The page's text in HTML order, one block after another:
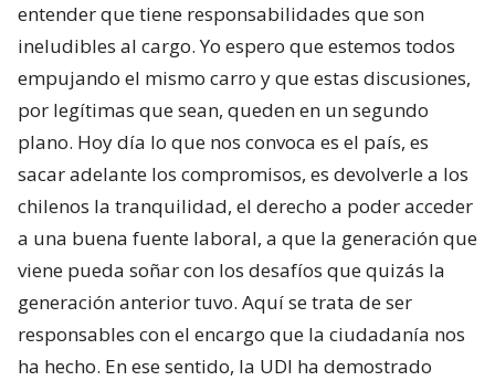
entender que tiene responsabilidades que son
ineludibles al cargo. Yo espero que estemos todos
empujando el mismo carro y que estas discusiones,
por legítimas que sean, queden en un segundo
plano. Hoy día lo que nos convoca es el país, es
sacar adelante los compromisos, es devolverle a los
chilenos la tranquilidad, el derecho a poder acceder
a una buena fuente laboral, a que la generación que
viene pueda soñar con los desafíos que quizás la
generación anterior tuvo. Aquí se trata de ser
responsables con el encargo que la ciudadanía nos
ha hecho. En ese sentido, la UDI ha demostrado